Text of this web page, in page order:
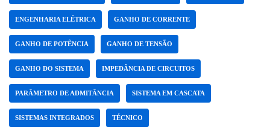
ENGENHARIA ELÉTRICA GANHO DE CORRENTE
GANHO DE POTÊNCIA GANHO DE TENSÃO
GANHO DO SISTEMA IMPEDÂNCIA DE CIRCUITOS
PARÂMETRO DE ADMITÂNCIA SISTEMA EM CASCATA
SISTEMAS INTEGRADOS TÉCNICO